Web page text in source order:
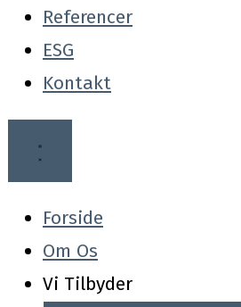
Referencer
ESG
Kontakt
Forside
Om Os
Vi Tilbyder